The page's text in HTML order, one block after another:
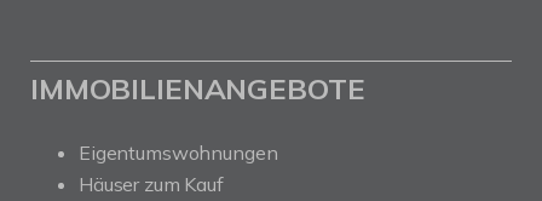
IMMOBILIENANGEBOTE
Eigentumswohnungen
Häuser zum Kauf